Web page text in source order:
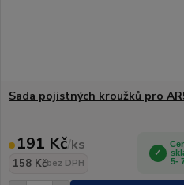
Sada pojistných kroužků pro
191 Kč/ks
158 Kčbez DPH
5-